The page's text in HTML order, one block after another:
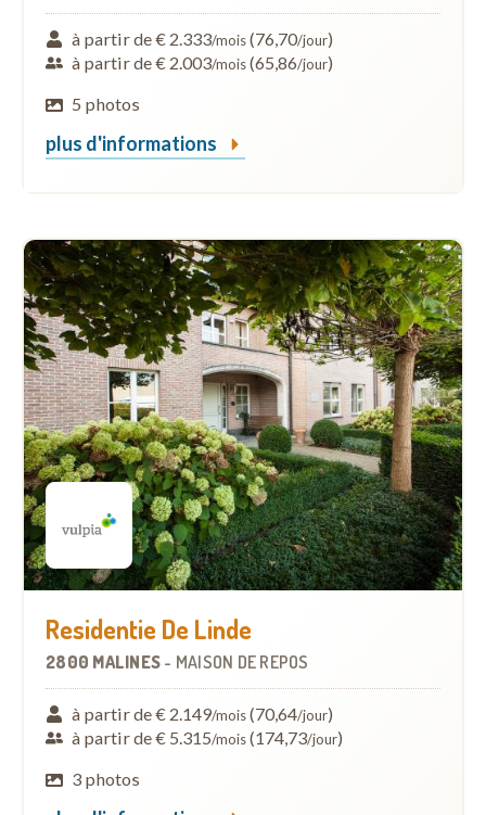
à partir de € 2.333/mois(76,70/jour)
à partir de € 2.003/mois(65,86/jour)
5 photos
plus d'informations
Residentie De Linde
2800 MALINES - MAISON DE REPOS
à partir de € 2.149/mois(70,64/jour)
à partir de € 5.315/mois(174,73/jour)
3 photos